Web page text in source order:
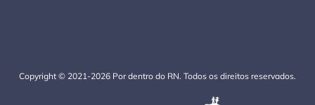
Copyright © 2021-2026 Por dentro do RN. Todos os direitos reservados.